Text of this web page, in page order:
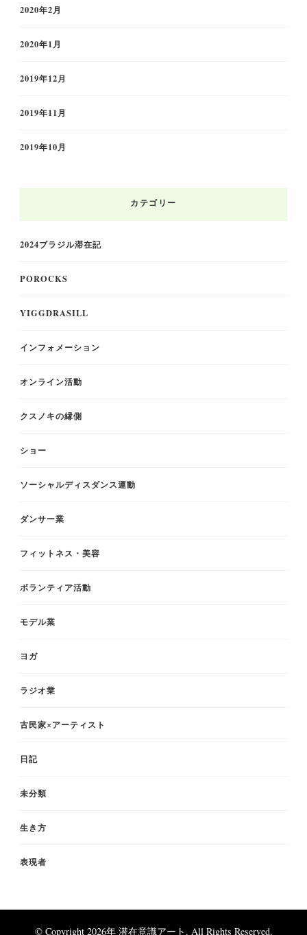
2020年2月
2020年1月
2019年12月
2019年11月
2019年10月
カテゴリー
2024ブラジル滞在記
POROCKS
YIGGDRASILL
インフォメーション
オンライン活動
クスノキの縁側
ショー
ソーシャルディスダンス運動
ダンサー業
フィットネス・美容
ボランティア活動
モデル業
ヨガ
ラジオ業
古民家×アーティスト
日記
未分類
生き方
表現者
© Copyright 2026年 潜在意識アート . All Rights Reserved.